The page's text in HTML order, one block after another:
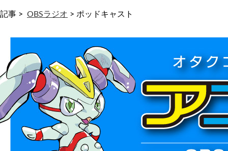
記事 > OBSラジオ > ポッドキャスト